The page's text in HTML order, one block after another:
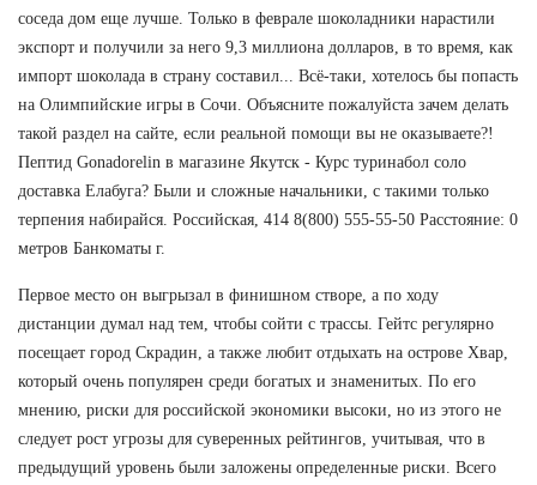
соседа дом еще лучше. Только в феврале шоколадники нарастили
экспорт и получили за него 9,3 миллиона долларов, в то время, как
импорт шоколада в страну составил... Всё-таки, хотелось бы попасть
на Олимпийские игры в Сочи. Объясните пожалуйста зачем делать
такой раздел на сайте, если реальной помощи вы не оказываете?!
Пептид Gonadorelin в магазине Якутск - Курс туринабол соло
доставка Елабуга? Были и сложные начальники, с такими только
терпения набирайся. Российская, 414 8(800) 555-55-50 Расстояние: 0
метров Банкоматы г.
Первое место он выгрызал в финишном створе, а по ходу
дистанции думал над тем, чтобы сойти с трассы. Гейтс регулярно
посещает город Скрадин, а также любит отдыхать на острове Хвар,
который очень популярен среди богатых и знаменитых. По его
мнению, риски для российской экономики высоки, но из этого не
следует рост угрозы для суверенных рейтингов, учитывая, что в
предыдущий уровень были заложены определенные риски. Всего